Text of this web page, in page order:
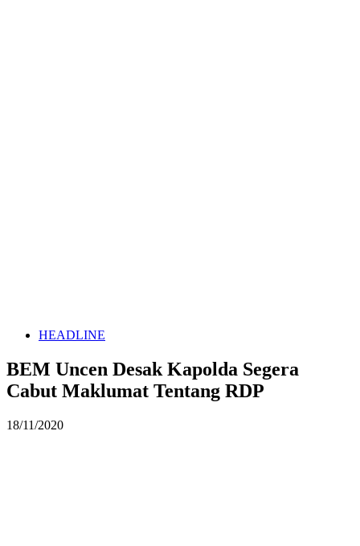
HEADLINE
BEM Uncen Desak Kapolda Segera
Cabut Maklumat Tentang RDP
18/11/2020